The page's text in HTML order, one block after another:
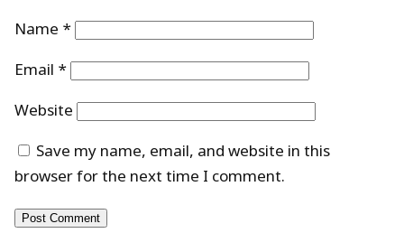
Name *
Email *
Website
Save my name, email, and website in this
browser for the next time I comment.